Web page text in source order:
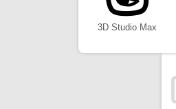
3D Studio Max